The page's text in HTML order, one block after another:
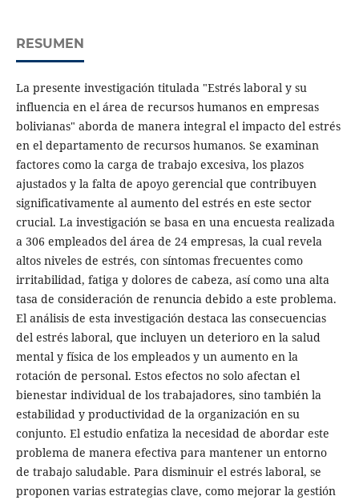
RESUMEN
La presente investigación titulada "Estrés laboral y su
influencia en el área de recursos humanos en empresas
bolivianas" aborda de manera integral el impacto del estrés
en el departamento de recursos humanos. Se examinan
factores como la carga de trabajo excesiva, los plazos
ajustados y la falta de apoyo gerencial que contribuyen
significativamente al aumento del estrés en este sector
crucial. La investigación se basa en una encuesta realizada
a 306 empleados del área de 24 empresas, la cual revela
altos niveles de estrés, con síntomas frecuentes como
irritabilidad, fatiga y dolores de cabeza, así como una alta
tasa de consideración de renuncia debido a este problema.
El análisis de esta investigación destaca las consecuencias
del estrés laboral, que incluyen un deterioro en la salud
mental y física de los empleados y un aumento en la
rotación de personal. Estos efectos no solo afectan el
bienestar individual de los trabajadores, sino también la
estabilidad y productividad de la organización en su
conjunto. El estudio enfatiza la necesidad de abordar este
problema de manera efectiva para mantener un entorno
de trabajo saludable. Para disminuir el estrés laboral, se
proponen varias estrategias clave, como mejorar la gestión